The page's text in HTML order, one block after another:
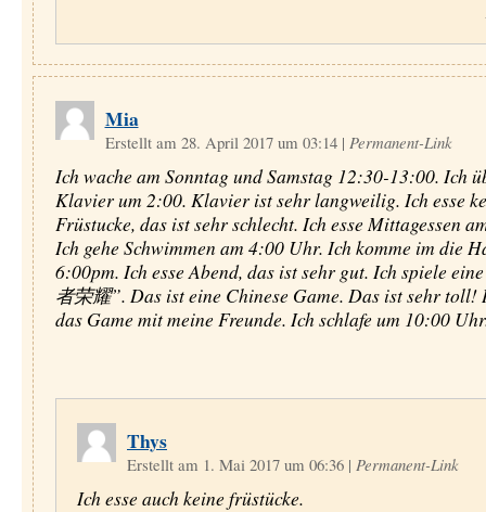
Mia
Erstellt am 28. April 2017 um 03:14 | Permanent-Link
Ich wache am Sonntag und Samstag 12:30-13:00. Ich
Klavier um 2:00. Klavier ist sehr langweilig. Ich esse
Früstucke, das ist sehr schlecht. Ich esse Mittagessen
Ich gehe Schwimmen am 4:00 Uhr. Ich komme im die
6:00pm. Ich esse Abend, das ist sehr gut. Ich spiele
者荣耀”. Das ist eine Chinese Game. Das ist sehr toll!
das Game mit meine Freunde. Ich schlafe um 10:00
Thys
Erstellt am 1. Mai 2017 um 06:36 | Permanent-Link
Ich esse auch keine früstücke.